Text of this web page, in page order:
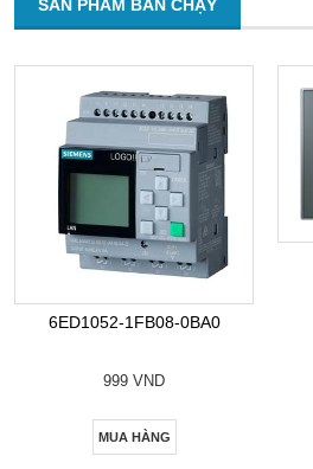
SẢN PHẨM BÁN CHẠY
6ED1052-1FB08-0BA0
999 VND
MUA HÀNG